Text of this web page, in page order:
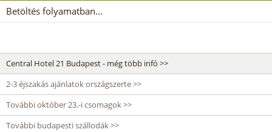
Betöltés folyamatban...
Central Hotel 21 Budapest - még több infó >>
2-3 éjszakás ajánlatok országszerte >>
További október 23.-i csomagok >>
További budapesti szállodák >>